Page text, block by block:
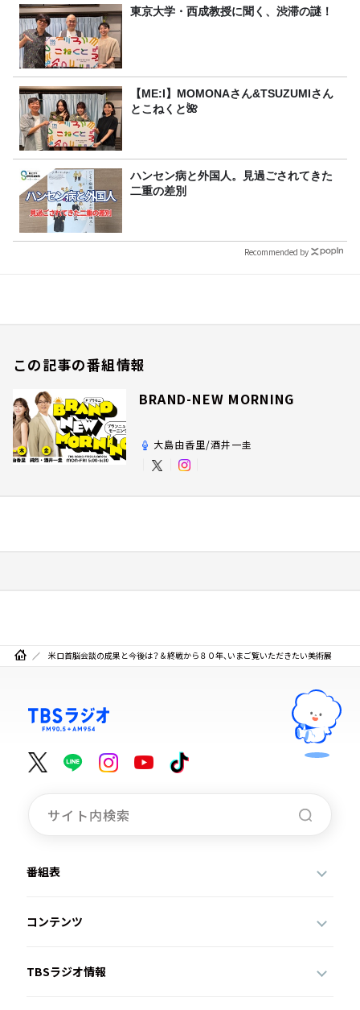
東京大学・西成教授に聞く、渋滞の謎！
【ME:I】MOMONAさん&TSUZUMIさん
とこねくと🌺
ハンセン病と外国人。見過ごされてきた
二重の差別
Recommended by
この記事の番組情報
BRAND-NEW MORNING
大島由香里/酒井一圭
米ロ首脳会談の成果と今後は？＆終戦から８０年、いまご覧いただきたい美術展
番組表
コンテンツ
TBSラジオ情報